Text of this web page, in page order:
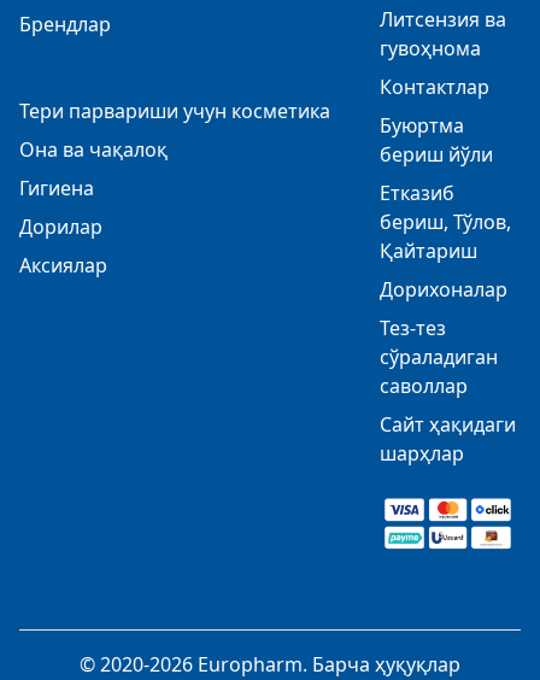
Брендлар
Тери парвариши учун косметика
Она ва чақалоқ
Гигиена
Дорилар
Аксиялар
Литсензия ва
гувоҳнома
Контактлар
Буюртма
бериш йўли
Етказиб
бериш, Тўлов,
Қайтариш
Дорихоналар
Тез-тез
сўраладиган
саволлар
Сайт ҳақидаги
шарҳлар
© 2020-2026 Europharm. Барча ҳуқуқлар